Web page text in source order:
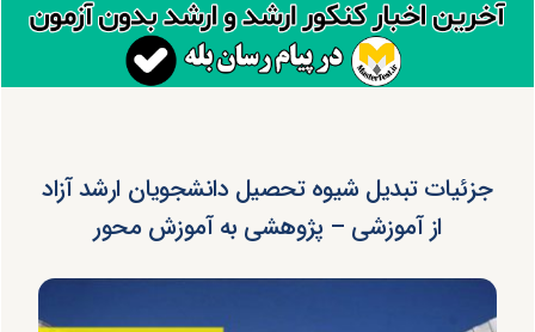
جزئیات تبدیل شیوه تحصیل دانشجویان ارشد آزاد
از آموزشی – پژوهشی به آموزش محور